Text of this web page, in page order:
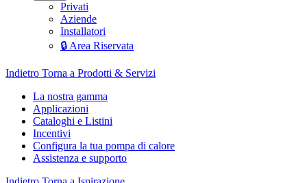
Privati
Aziende
Installatori
🔒 Area Riservata
Indietro Torna a Prodotti & Servizi
La nostra gamma
Applicazioni
Cataloghi e Listini
Incentivi
Configura la tua pompa di calore
Assistenza e supporto